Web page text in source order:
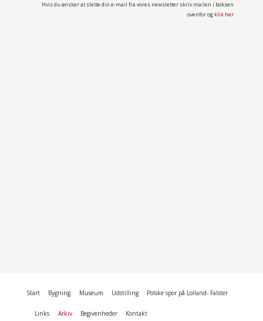
Hvis du ønsker at slette din e-mail fra vores newsletter skriv mailen i boksen
ovenfor og klik her
Start Bygning Museum Udstilling Polske spor på Lolland- Falster
Links Arkiv Begivenheder Kontakt